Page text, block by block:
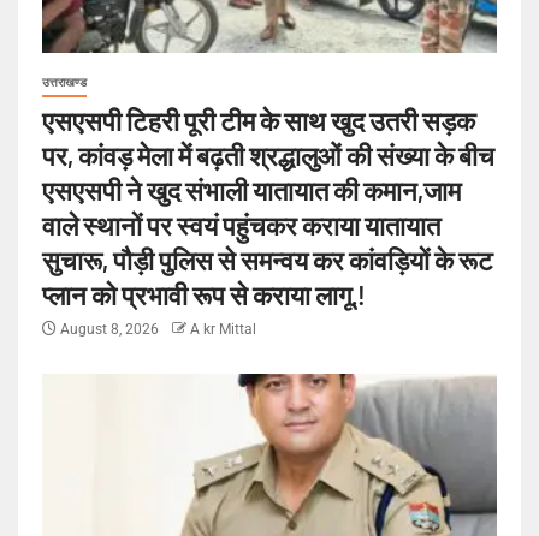
उत्तराखण्ड
एसएसपी टिहरी पूरी टीम के साथ खुद उतरी सड़क
पर, कांवड़ मेला में बढ़ती श्रद्धालुओं की संख्या के बीच
एसएसपी ने खुद संभाली यातायात की कमान,जाम
वाले स्थानों पर स्वयं पहुंचकर कराया यातायात
सुचारू, पौड़ी पुलिस से समन्वय कर कांवड़ियों के रूट
प्लान को प्रभावी रूप से कराया लागू.!
August 8, 2026 A kr Mittal